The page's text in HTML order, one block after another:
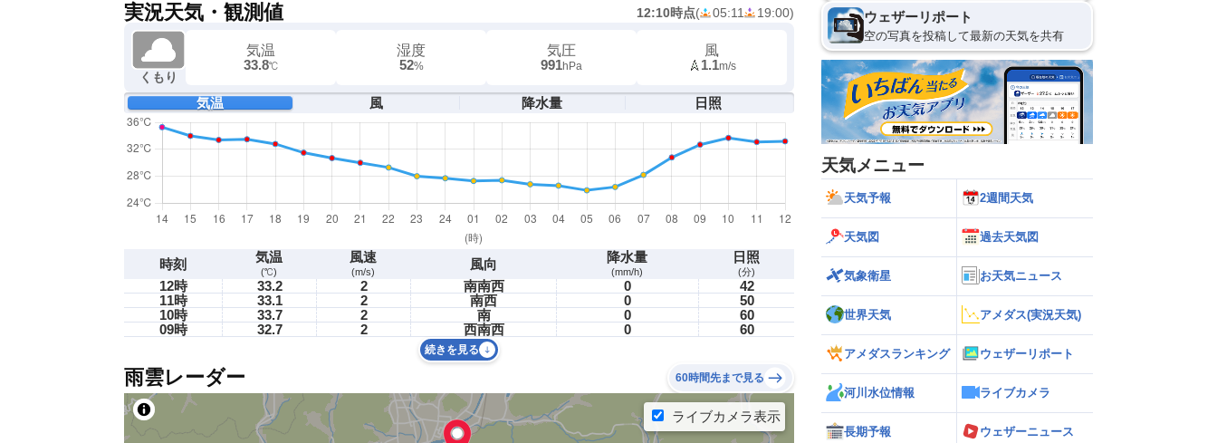
実況天気・観測値 12:10時点( 05:11 19:00)
くもり
気温
33.8℃
湿度
52%
気圧
991hPa
風
1.1m/s
気温 風 降水量 日照
時刻 気温
(℃)
風速
(m/s) 風向 降水量
(mm/h)
日照
(分)
12時 33.2 2 南南西 0
42
11時
33.1 2 南西 0
50
10時
33.7 2 南 0
60
09時
32.7 2 西南西 0 60
続きを見る
雨雲レーダー 60時間先まで見る
ウェザーリポート
空の写真を投稿して最新の天気を共有
天気メニュー
天気予報 2週間天気
天気図 過去天気図
気象衛星 お天気ニュース
世界天気 アメダス(実況天気)
アメダスランキング ウェザーリポート
河川水位情報 ライブカメラ
長期予報
ウェザーニュース